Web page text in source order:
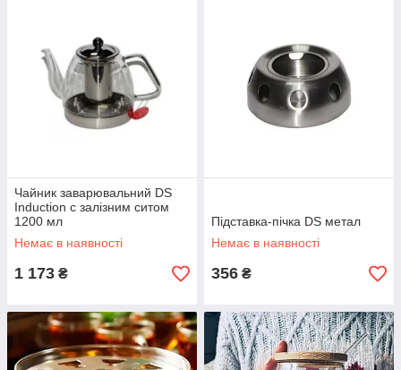
Чайник заварювальний DS
Induction c залізним ситом
1200 мл
Немає в наявності
1 173 ₴
Підставка-пічка DS метал
Немає в наявності
356 ₴